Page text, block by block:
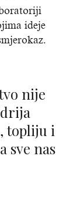
ideje
topliju i
sve nas